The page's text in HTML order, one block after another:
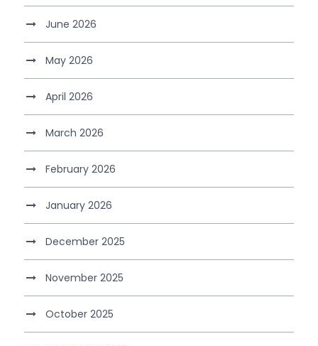
June 2026
May 2026
April 2026
March 2026
February 2026
January 2026
December 2025
November 2025
October 2025